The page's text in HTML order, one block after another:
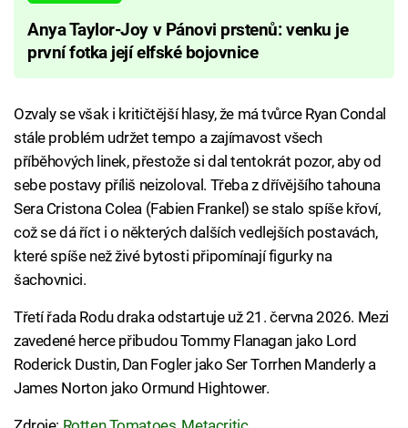
Anya Taylor-Joy v Pánovi prstenů: venku je
první fotka její elfské bojovnice
Ozvaly se však i kritičtější hlasy, že má tvůrce Ryan Condal
stále problém udržet tempo a zajímavost všech
příběhových linek, přestože si dal tentokrát pozor, aby od
sebe postavy příliš neizoloval. Třeba z dřívějšího tahouna
Sera Cristona Colea (Fabien Frankel) se stalo spíše křoví,
což se dá říct i o některých dalších vedlejších postavách,
které spíše než živé bytosti připomínají figurky na
šachovnici.
Třetí řada Rodu draka odstartuje už 21. června 2026. Mezi
zavedené herce přibudouTommy Flanagan jako Lord
Roderick Dustin, Dan Fogler jako Ser Torrhen Manderly a
James Norton jako Ormund Hightower.